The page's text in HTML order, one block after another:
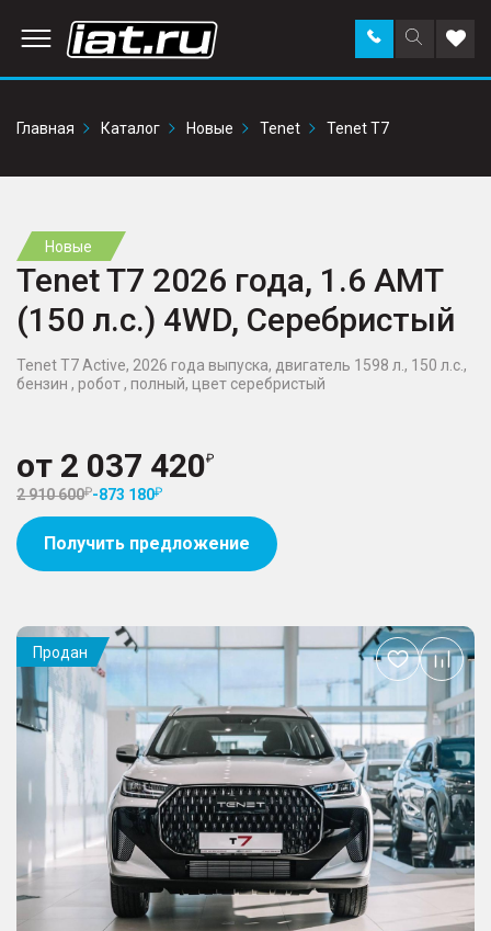
Поиск
по
Заказать
звонок в
Главная
Каталог Новые Tenet Tenet T7
Новые
Tenet T7 2026 года, 1.6 AMT
(150 л.с.) 4WD, Серебристый
Tenet T7 Active, 2026 года выпуска, двигатель 1598 л., 150 л.с.,
бензин , робот , полный, цвет серебристый
от 2 037 420
2 910 600 -873 180
Получить предложение
Продан
Добавить
в
избранное